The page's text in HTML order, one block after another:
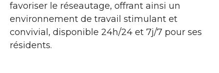
favoriser le réseautage, offrant ainsi un
environnement de travail stimulant et
convivial, disponible 24h/24 et 7j/7 pour ses
résidents.